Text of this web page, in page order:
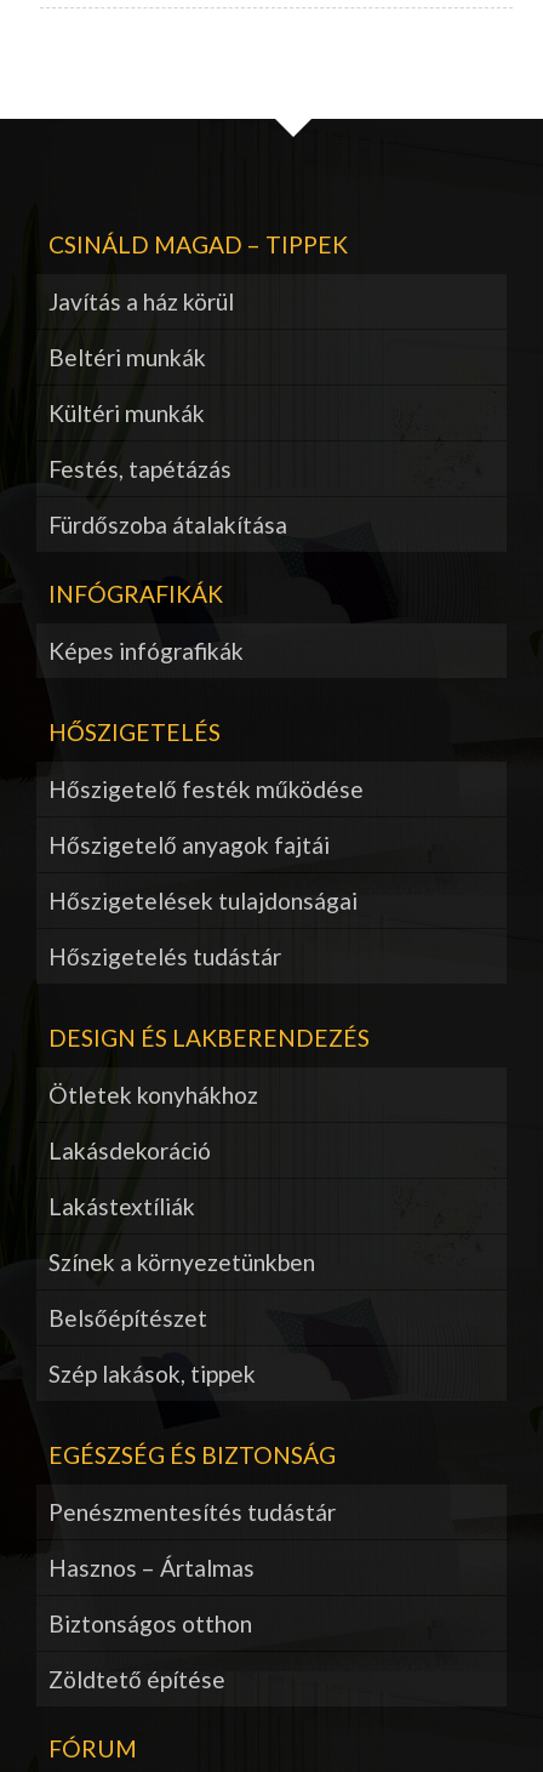
CSINÁLD MAGAD – TIPPEK
Javítás a ház körül
Beltéri munkák
Kültéri munkák
Festés, tapétázás
Fürdőszoba átalakítása
INFÓGRAFIKÁK
Képes infógrafikák
HŐSZIGETELÉS
Hőszigetelő festék működése
Hőszigetelő anyagok fajtái
Hőszigetelések tulajdonságai
Hőszigetelés tudástár
DESIGN ÉS LAKBERENDEZÉS
Ötletek konyhákhoz
Lakásdekoráció
Lakástextíliák
Színek a környezetünkben
Belsőépítészet
Szép lakások, tippek
EGÉSZSÉG ÉS BIZTONSÁG
Penészmentesítés tudástár
Hasznos – Ártalmas
Biztonságos otthon
Zöldtető építése
FÓRUM